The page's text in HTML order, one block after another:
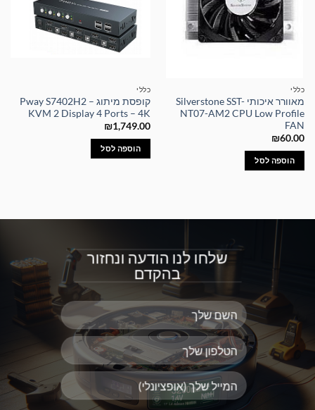
כללי
מאוורר איכותי Silverstone SST-
NT07-AM2 CPU Low Profile
FAN
₪60.00
הוספה לסל
כללי
קופסת מיתוג – Pway S7402H2
KVM 2 Display 4 Ports – 4K
₪1,749.00
הוספה לסל
שלחו לנו הודעה ונחזור
בהקדם